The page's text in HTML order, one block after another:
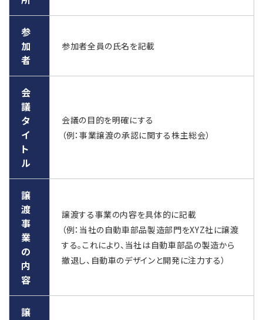
参
加
者
参加者全員の氏名を記載
会
議
タ
イ
ト
ル
会議の目的を明確にする
（例：事業譲渡の承認に関する株主総会）
譲
渡
事
業
の
内
容
譲渡する事業の内容を具体的に記載
（例：当社の自動車部品製造部門をXYZ社に譲渡
する。これにより、当社は自動車部品の製造から
撤退し、自動車のデザインと開発に注力する）
譲